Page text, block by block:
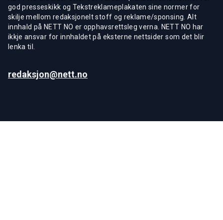
god presseskikk og Tekstreklameplakaten sine normer for
skilje mellom redaksjonelt stoff og reklame/sponsing. Alt
innhald på NETT NO er opphavsrettsleg verna. NETT NO har
ikkje ansvar for innhaldet på eksterne nettsider som det blir
lenka til.
redaksjon@nett.no